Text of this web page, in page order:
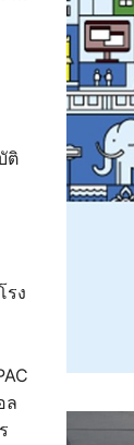
ติ
รง
ล